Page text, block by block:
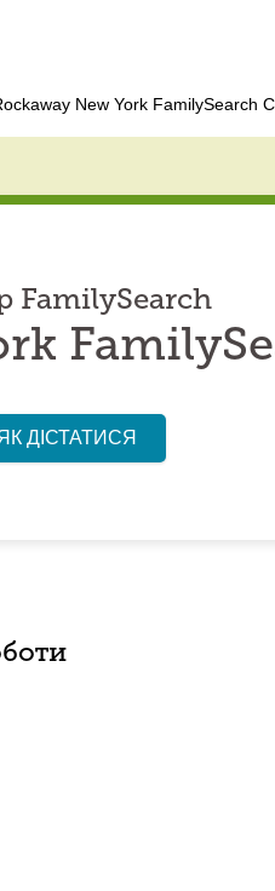
New York FamilySearch
FamilySearch
ДІСТАТИСЯ